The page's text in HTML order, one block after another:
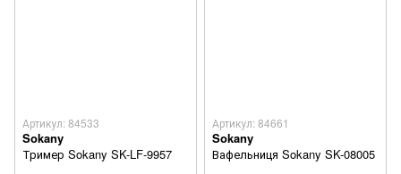
Артикул: 84533
Sokany
Тример Sokany SK-LF-9957
Артикул: 84661
Sokany
Вафельниця Sokany SK-08005